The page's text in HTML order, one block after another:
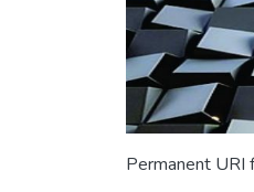
Permanent URI